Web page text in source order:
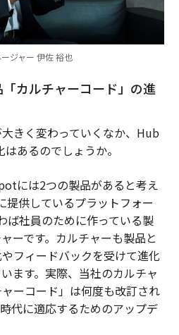
ジャー 伊佐 裕也
カルチャーコード」の進
きく変わっていくなか、Hub
あるのでしょうか。
には2つの製品があると考え
提供しているプラットフォー
ば社員のために作っている製
ーです。カルチャーも製品と
フィードバックを受けて進化
ます。実際、当社のカルチャ
ーコード」は何度も改訂され
代に適応するためのアップデ